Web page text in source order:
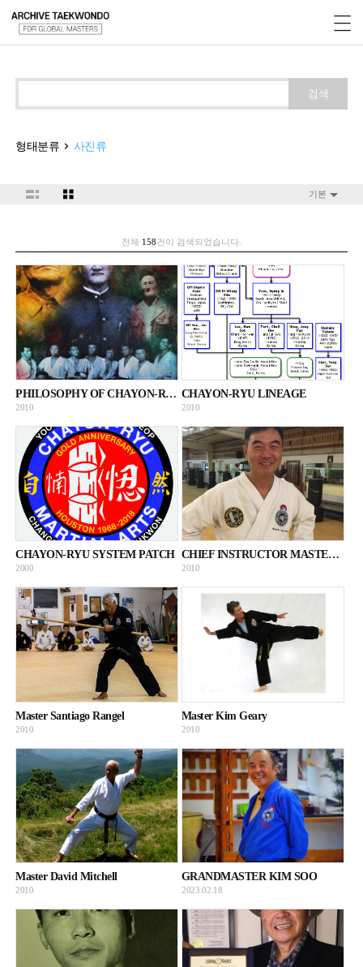
검색
형태분류 사진류
기본
전체 158건이 검색되었습니다.
PHILOSOPHY OF CHAYON-RYU
2010
CHAYON-RYU LINEAGE
2010
CHAYON-RYU SYSTEM PATCH
2000
CHIEF INSTRUCTOR MASTER SEAN KIM
2010
Master Santiago Rangel
2010
Master Kim Geary
2010
Master David Mitchell
2010
GRANDMASTER KIM SOO
2023.02.18